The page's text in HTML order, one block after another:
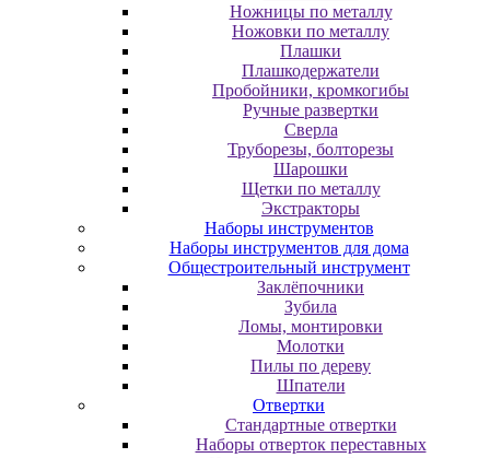
Ножницы по металлу
Ножовки по металлу
Плашки
Плашкодержатели
Пробойники, кромкогибы
Ручные развертки
Сверла
Труборезы, болторезы
Шарошки
Щетки по металлу
Экcтpaктopы
Наборы инструментов
Наборы инструментов для дома
Общестроительный инструмент
Заклёпочники
Зубила
Ломы, монтировки
Молотки
Пилы по дереву
Шпатели
Отвертки
Cтандартные отвертки
Наборы отверток переставных